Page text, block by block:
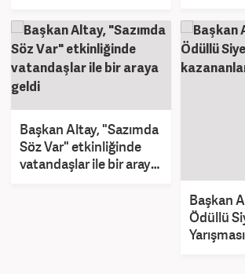
Başkan Altay, "Sazımda
Söz Var" etkinliğinde
vatandaşlar ile bir araya
Başkan
Ödüllü